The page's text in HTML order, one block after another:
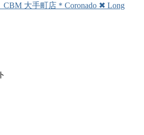
CBM 大手町店＊Coronado ✖︎ Long